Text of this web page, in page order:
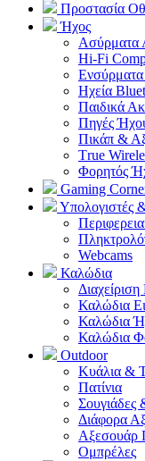
Προστασία
Ήχος
Ασύρματα
Hi-Fi
Ηχεία
Παιδικά
Πηγές
Πικάπ &
Τrue
Φορητός
Gaming
Υπολογιστές
Webcams
Καλώδια
Καλώδια
Καλώδια
Καλώδια
Outdoor
Κυάλια &
Πατίνια
Σουγιάδες
Διάφορα
Αξεσουάρ
Ομπρέλες